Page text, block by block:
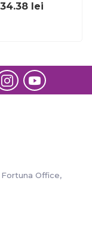
34.38 lei
Fortuna Office,